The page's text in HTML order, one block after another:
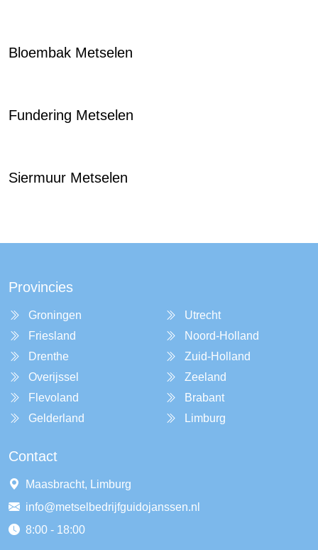
Bloembak Metselen
Fundering Metselen
Siermuur Metselen
Provincies
Groningen
Friesland
Drenthe
Overijssel
Flevoland
Gelderland
Utrecht
Noord-Holland
Zuid-Holland
Zeeland
Brabant
Limburg
Contact
Maasbracht, Limburg
info@metselbedrijfguidojanssen.nl
8:00 - 18:00